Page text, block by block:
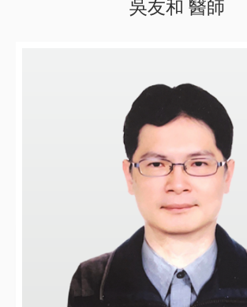
吳友和 醫師